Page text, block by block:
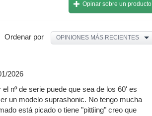
Opinar sobre un producto
Ordenar por OPINIONES MÁS RECIENTES
2026
nº de serie puede que sea de los 60' es
un modelo suprashonic. No tengo mucha
está picado o tiene "pittiing" creo que